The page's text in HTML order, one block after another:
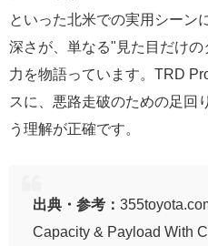
といった北米での実用シーン
深さが、単なる"見た目だけ
力を物語っています。TRD
スに、悪路走破のための足回
う理解が正確です。
出典・参考：
Capacity & Payload With